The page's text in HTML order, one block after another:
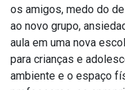
os amigos, medo do
ao novo grupo,
aula em uma nova
para crianças e
ambiente e o espaço